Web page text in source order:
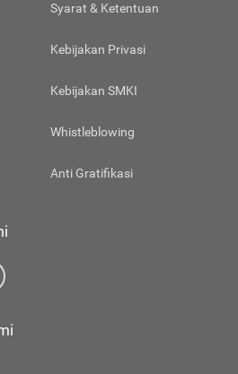
Syarat & Ketentuan
Kebijakan Privasi
Kebijakan SMKI
Whistleblowing
Anti Gratifikasi